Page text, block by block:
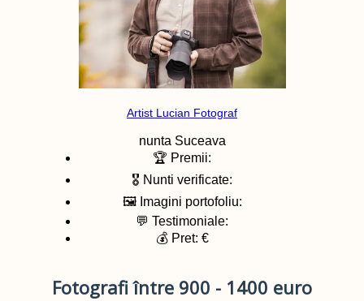
Artist Lucian Fotograf
nunta Suceava
🏆 Premii:
🎖️ Nunti verificate:
🖼️ Imagini portofoliu:
💬 Testimoniale:
💰 Pret: €
Fotografi între 900 - 1400 euro